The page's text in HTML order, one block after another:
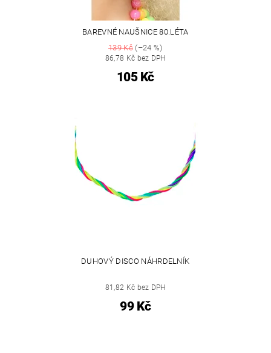
BAREVNÉ NAUŠNICE 80.LÉTA
139 Kč(–24 %)
86,78 Kč bez DPH
105 Kč
DUHOVÝ DISCO NÁHRDELNÍK
81,82 Kč bez DPH
99 Kč